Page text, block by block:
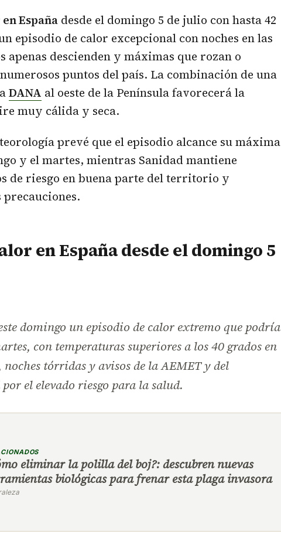
España desde el domingo 5 de julio con hasta 42
episodio de calor excepcional con noches en las
apenas descienden y máximas que rozan o
puntos del país. La combinación de una
DANA al oeste de la Península favorecerá la
muy cálida y seca.
prevé que el episodio alcance su máxima
y el martes, mientras Sanidad mantiene
de riesgo en buena parte del territorio y
en España desde el domingo 5
domingo un episodio de calor extremo que podría
con temperaturas superiores a los 40 grados en
tórridas y avisos de la AEMET y del
el elevado riesgo para la salud.
eliminar la polilla del boj?: descubren nuevas
biológicas para frenar esta plaga invasora